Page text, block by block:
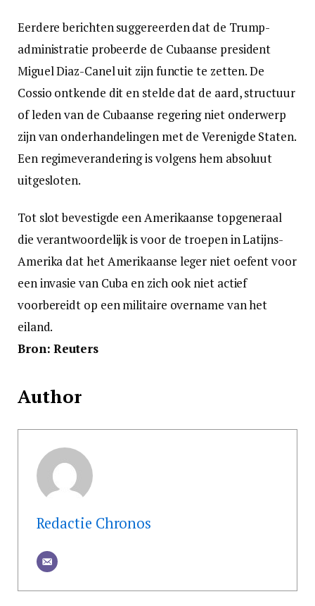
Eerdere berichten suggereerden dat de Trump-
administratie probeerde de Cubaanse president
Miguel Diaz-Canel uit zijn functie te zetten. De
Cossio ontkende dit en stelde dat de aard, structuur
of leden van de Cubaanse regering niet onderwerp
zijn van onderhandelingen met de Verenigde Staten.
Een regimeverandering is volgens hem absoluut
uitgesloten.
Tot slot bevestigde een Amerikaanse topgeneraal
die verantwoordelijk is voor de troepen in Latijns-
Amerika dat het Amerikaanse leger niet oefent voor
een invasie van Cuba en zich ook niet actief
voorbereidt op een militaire overname van het
eiland.
Bron: Reuters
Author
Redactie Chronos